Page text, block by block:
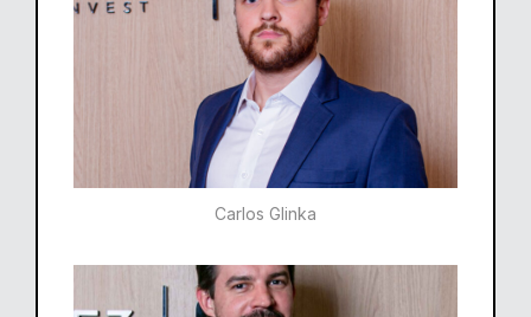
Carlos Glinka